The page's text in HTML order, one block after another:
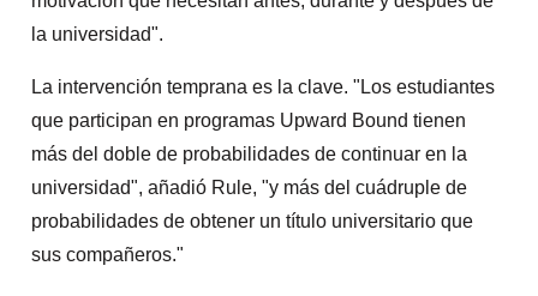
la universidad".
La intervención temprana es la clave. "Los estudiantes
que participan en programas Upward Bound tienen
más del doble de probabilidades de continuar en la
universidad", añadió Rule, "y más del cuádruple de
probabilidades de obtener un título universitario que
sus compañeros."